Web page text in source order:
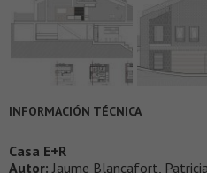
INFORMACIÓN TÉCNICA
Casa E+R
Autor: Jaume Blancafort,